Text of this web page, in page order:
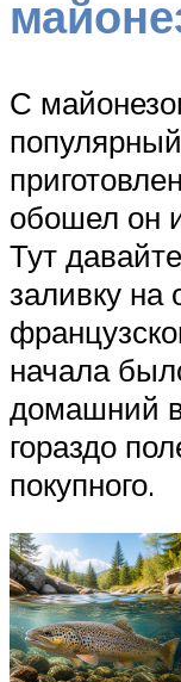
С
обошел он
Тут
заливку на
начала
домашний
гораздо
покупного.